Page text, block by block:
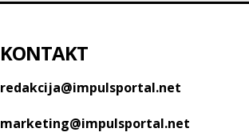
KONTAKT
redakcija@impulsportal.net
marketing@impulsportal.net